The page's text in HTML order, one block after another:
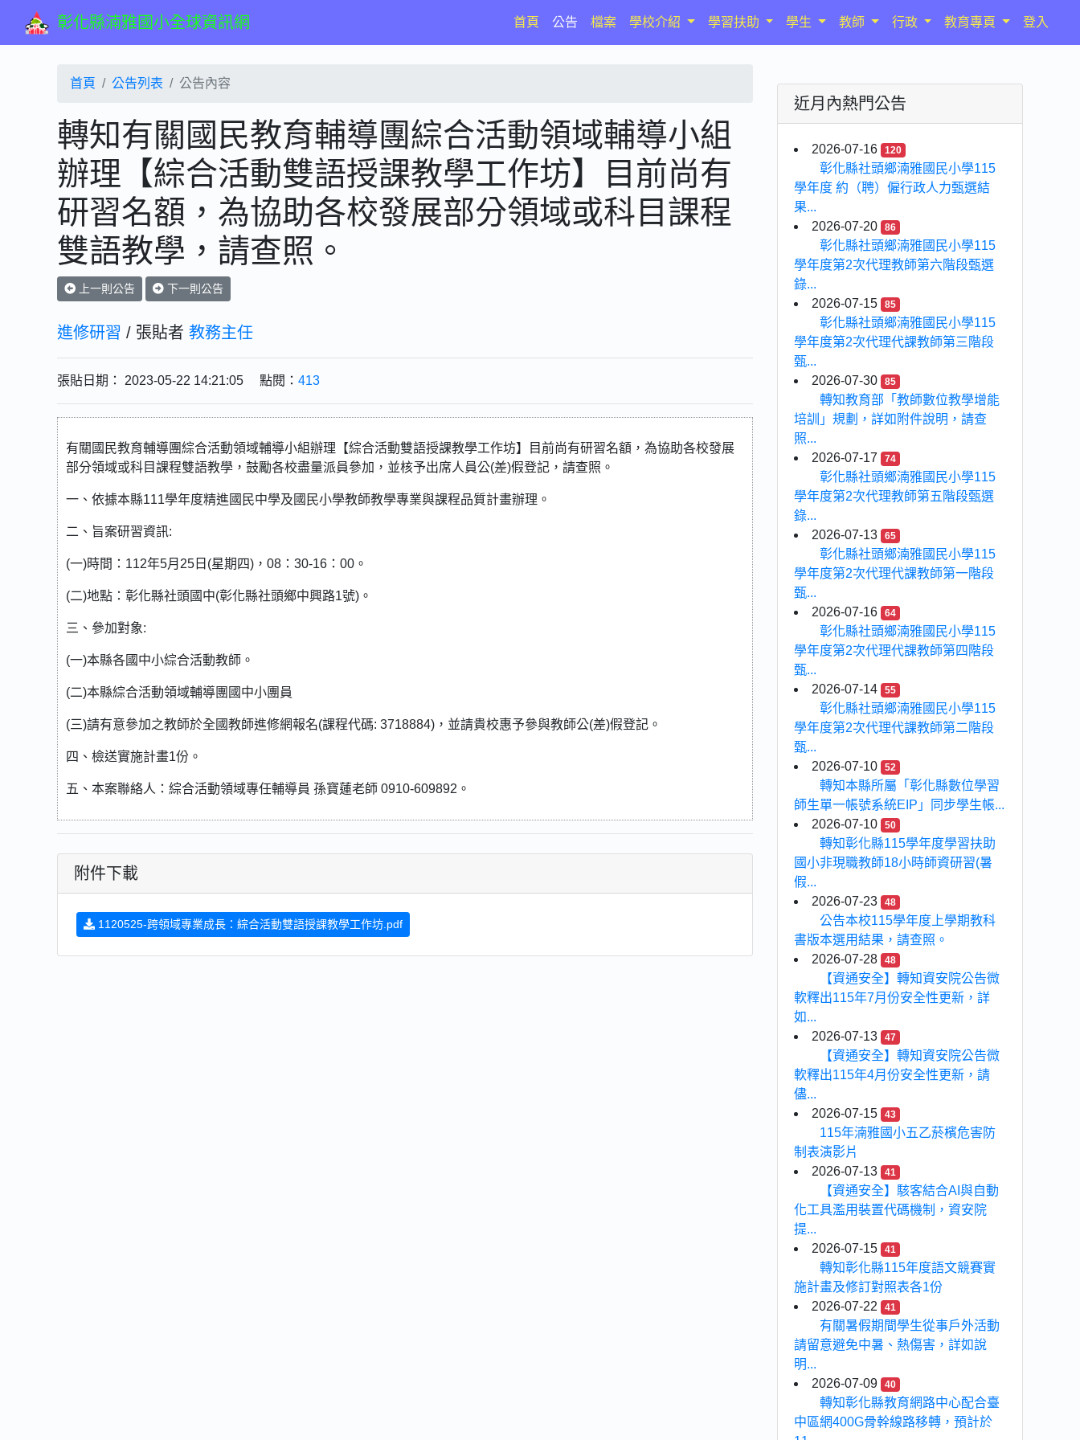
彰化縣湳雅國小全球資訊網 首頁(current)
公告 檔案 學校介紹 學習扶助 學生 教師 行政 教育專頁 登入
首頁 公告列表 公告內容
轉知有關國民教育輔導團綜合活動領域輔導小組
辦理【綜合活動雙語授課教學工作坊】目前尚有
研習名額，為協助各校發展部分領域或科目課程
雙語教學，請查照。
上一則公告 下一則公告
進修研習 / 張貼者 教務主任
張貼日期： 2023-05-22 14:21:05 點閱： 413
有關國民教育輔導團綜合活動領域輔導小組辦理【綜合活動雙語授課教學工作坊】目前尚有研習名額，為協助各校發展
部分領域或科目課程雙語教學，鼓勵各校盡量派員參加，並核予出席人員公(差)假登記，請查照。
一、依據本縣111學年度精進國民中學及國民小學教師教學專業與課程品質計畫辦理。
二、旨案研習資訊:
(一)時間：112年5月25日(星期四)，08：30-16：00。
(二)地點：彰化縣社頭國中(彰化縣社頭鄉中興路1號)。
三、參加對象:
(一)本縣各國中小綜合活動教師。
(二)本縣綜合活動領域輔導團國中小團員
(三)請有意參加之教師於全國教師進修網報名(課程代碼: 3718884)，並請貴校惠予參與教師公(差)假登記。
四、檢送實施計畫1份。
五、本案聯絡人：綜合活動領域專任輔導員 孫寶蓮老師 0910-609892。
附件下載
1120525-跨領域專業成長：綜合活動雙語授課教學工作坊.pdf
近月內熱門公告
2026-07-16 120
彰化縣社頭鄉湳雅國民小學115
學年度 約（聘）僱行政人力甄選結
果...
2026-07-20
86
彰化縣社頭鄉湳雅國民小學115
學年度第2次代理教師第六階段甄選
錄...
2026-07-15
85
彰化縣社頭鄉湳雅國民小學115
學年度第2次代理代課教師第三階段
甄...
2026-07-30
85
轉知教育部「教師數位教學增能
培訓」規劃，詳如附件說明，請查
照...
2026-07-17
74
彰化縣社頭鄉湳雅國民小學115
學年度第2次代理教師第五階段甄選
錄...
2026-07-13
65
彰化縣社頭鄉湳雅國民小學115
學年度第2次代理代課教師第一階段
甄...
2026-07-16
64
彰化縣社頭鄉湳雅國民小學115
學年度第2次代理代課教師第四階段
甄...
2026-07-14
55
彰化縣社頭鄉湳雅國民小學115
學年度第2次代理代課教師第二階段
甄...
2026-07-10
52
轉知本縣所屬「彰化縣數位學習
師生單一帳號系統EIP」同步學生帳...
2026-07-10
50
轉知彰化縣115學年度學習扶助
國小非現職教師18小時師資研習(暑
假...
2026-07-23
48
公告本校115學年度上學期教科
書版本選用結果，請查照。
2026-07-28
48
【資通安全】轉知資安院公告微
軟釋出115年7月份安全性更新，詳
如...
2026-07-13
47
【資通安全】轉知資安院公告微
軟釋出115年4月份安全性更新，請
儘...
2026-07-15
43
115年湳雅國小五乙菸檳危害防
制表演影片
2026-07-13
41
【資通安全】駭客結合AI與自動
化工具濫用裝置代碼機制，資安院
提...
2026-07-15
41
轉知彰化縣115年度語文競賽實
施計畫及修訂對照表各1份
2026-07-22
41
有關暑假期間學生從事戶外活動
請留意避免中暑、熱傷害，詳如說
明...
2026-07-09
40
轉知彰化縣教育網路中心配合臺
中區網400G骨幹線路移轉，預計於